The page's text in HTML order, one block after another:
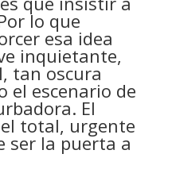
lo que
esa idea
inquietante,
tan oscura
el escenario de
El
total, urgente
ser la puerta a